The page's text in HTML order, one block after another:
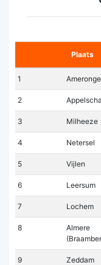
Plaats
1
2
3 Milheeze
4 Netersel
5 Vijlen
6 Leersum
7 Lochem
8
Almere
9 Zeddam